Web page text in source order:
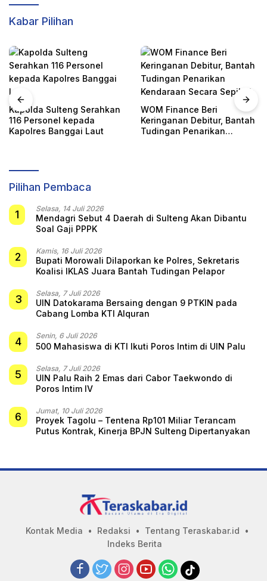
Kabar Pilihan
Kapolda Sulteng Serahkan
116 Personel kepada
Kapolres Banggai Laut
WOM Finance Beri
Keringanan Debitur, Bantah
Tudingan Penarikan
Pilihan Pembaca
1 Selasa, 14 Juli 2026
Mendagri Sebut 4 Daerah di Sulteng Akan Dibantu
Soal Gaji PPPK
2 Kamis, 16 Juli 2026
Bupati Morowali Dilaporkan ke Polres, Sekretaris
Koalisi IKLAS Juara Bantah Tudingan Pelapor
3 Selasa, 7 Juli 2026
UIN Datokarama Bersaing dengan 9 PTKIN pada
Cabang Lomba KTI Alquran
4 Senin, 6 Juli 2026
500 Mahasiswa di KTI Ikuti Poros Intim di UIN Palu
5 Selasa, 7 Juli 2026
UIN Palu Raih 2 Emas dari Cabor Taekwondo di
Poros Intim IV
6 Jumat, 10 Juli 2026
Proyek Tagolu – Tentena Rp101 Miliar Terancam
Putus Kontrak, Kinerja BPJN Sulteng Dipertanyakan
Kontak Media Redaksi
Tentang Teraskabar.id
Indeks Berita